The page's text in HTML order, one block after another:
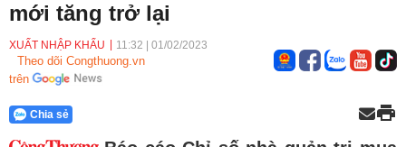
Xuất xứ hàng hóa
Thương mại điện tử
mới tăng trở lại
XUẤT NHẬP KHẨU 11:32 01/02/2023
Theo dõi Congthuong.vn
trên
Chia sẻ